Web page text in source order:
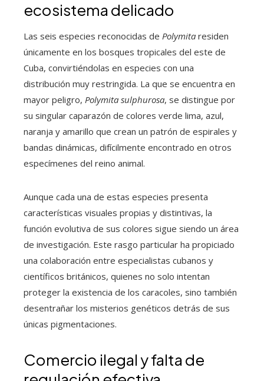
ecosistema delicado
Las seis especies reconocidas de Polymita residen
únicamente en los bosques tropicales del este de
Cuba, convirtiéndolas en especies con una
distribución muy restringida. La que se encuentra en
mayor peligro, Polymita sulphurosa, se distingue por
su singular caparazón de colores verde lima, azul,
naranja y amarillo que crean un patrón de espirales y
bandas dinámicas, difícilmente encontrado en otros
especímenes del reino animal.
Aunque cada una de estas especies presenta
características visuales propias y distintivas, la
función evolutiva de sus colores sigue siendo un área
de investigación. Este rasgo particular ha propiciado
una colaboración entre especialistas cubanos y
científicos británicos, quienes no solo intentan
proteger la existencia de los caracoles, sino también
desentrañar los misterios genéticos detrás de sus
únicas pigmentaciones.
Comercio ilegal y falta de